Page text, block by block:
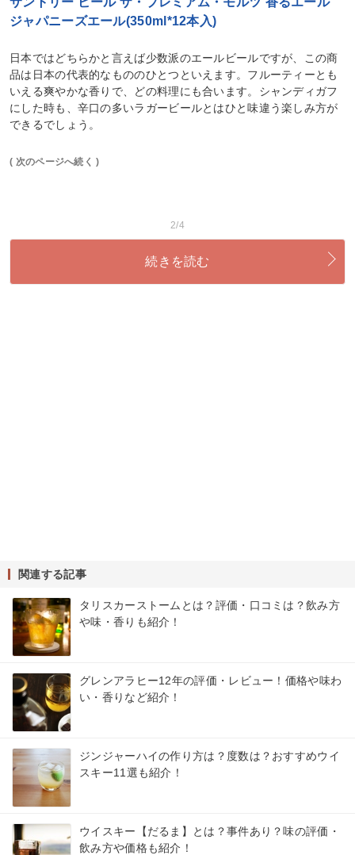
ジャパニーズエール(350ml*12本入)
日本ではどちらかと言えば少数派のエールビールですが、この商
品は日本の代表的なもののひとつといえます。フルーティーとも
いえる爽やかな香りで、どの料理にも合います。シャンディガフ
にした時も、辛口の多いラガービールとはひと味違う楽しみ方が
できるでしょう。
( 次のページへ続く )
2/4
続きを読む
関連する記事
タリスカーストームとは？評価・口コミは？飲み方
や味・香りも紹介！
グレンアラヒー12年の評価・レビュー！価格や味わ
い・香りなど紹介！
ジンジャーハイの作り方は？度数は？おすすめウイ
スキー11選も紹介！
ウイスキー【だるま】とは？事件あり？味の評価・
飲み方や価格も紹介！